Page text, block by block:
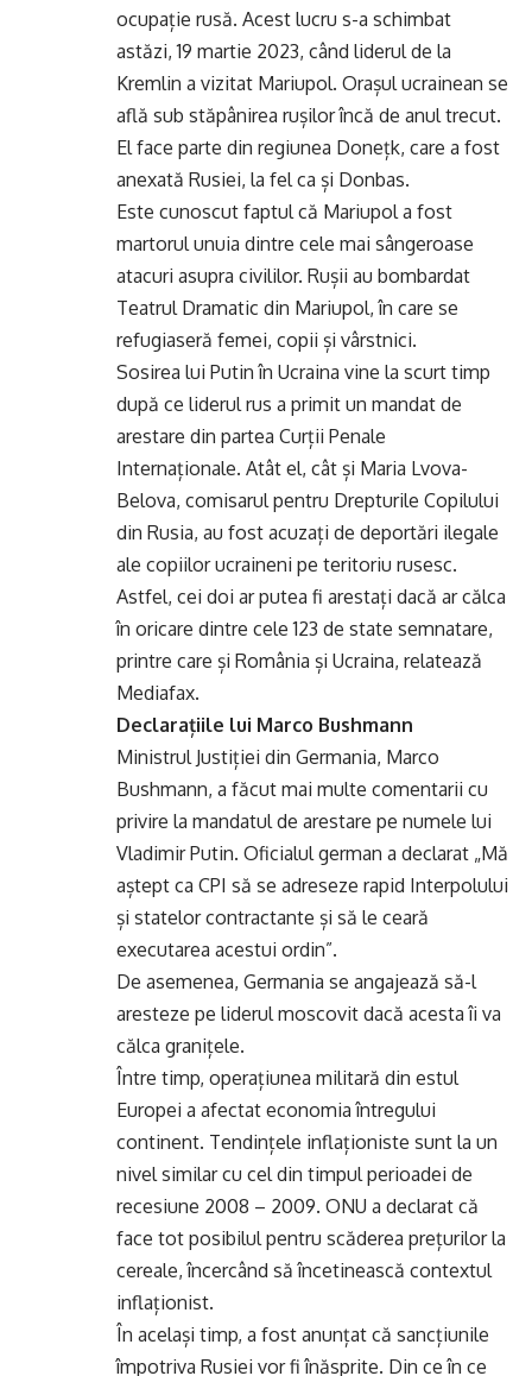
ocupație rusă. Acest lucru s-a schimbat
astăzi, 19 martie 2023, când liderul de la
Kremlin a vizitat Mariupol. Orașul ucrainean se
află sub stăpânirea rușilor încă de anul trecut.
El face parte din regiunea Donețk, care a fost
anexată Rusiei, la fel ca și Donbas.
Este cunoscut faptul că Mariupol a fost
martorul unuia dintre cele mai sângeroase
atacuri asupra civililor. Rușii au bombardat
Teatrul Dramatic din Mariupol, în care se
refugiaseră femei, copii și vârstnici.
Sosirea lui Putin în Ucraina vine la scurt timp
după ce liderul rus a primit un mandat de
arestare din partea Curții Penale
Internaționale. Atât el, cât și Maria Lvova-
Belova, comisarul pentru Drepturile Copilului
din Rusia, au fost acuzați de deportări ilegale
ale copiilor ucraineni pe teritoriu rusesc.
Astfel, cei doi ar putea fi arestați dacă ar călca
în oricare dintre cele 123 de state semnatare,
printre care și România și Ucraina, relatează
Mediafax.
Declarațiile lui Marco Bushmann
Ministrul Justiției din Germania, Marco
Bushmann, a făcut mai multe comentarii cu
privire la mandatul de arestare pe numele lui
Vladimir Putin. Oficialul german a declarat „Mă
aștept ca CPI să se adreseze rapid Interpolului
și statelor contractante și să le ceară
executarea acestui ordin”.
De asemenea, Germania se angajează să-l
aresteze pe liderul moscovit dacă acesta îi va
călca granițele.
Între timp, operațiunea militară din estul
Europei a afectat economia întregului
continent. Tendințele inflaționiste sunt la un
nivel similar cu cel din timpul perioadei de
recesiune 2008 – 2009. ONU a declarat că
face tot posibilul pentru scăderea prețurilor la
cereale, încercând să încetinească contextul
inflaționist.
În același timp, a fost anunțat că sancțiunile
împotriva Rusiei vor fi înăsprite. Din ce în ce